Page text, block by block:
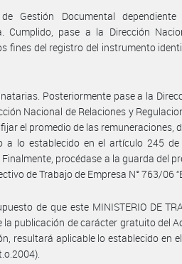
Gestión Documental
Cumplido, pase a la Dirección
fines del registro del instrumento
Posteriormente pase a la
Nacional de Relaciones y
el promedio de las remuneraciones,
a lo establecido en el artículo 245 de
procédase a la guarda del
de Trabajo de Empresa N° 763/06
de que este MINISTERIO DE
la publicación de carácter gratuito del
resultará aplicable lo establecido en